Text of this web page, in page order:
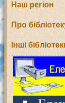
Наш регіон
Про
Інші